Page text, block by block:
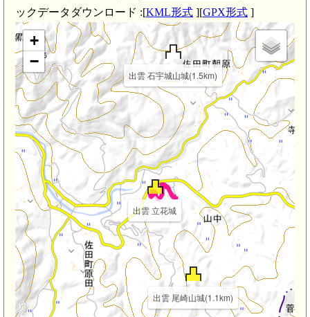
ックデータダウンロード :[KML形式 ][GPX形式 ]
出雲 立花城
出雲 尾崎山城(1.1km)
出雲 石宇城山城(1.5km)
+
−